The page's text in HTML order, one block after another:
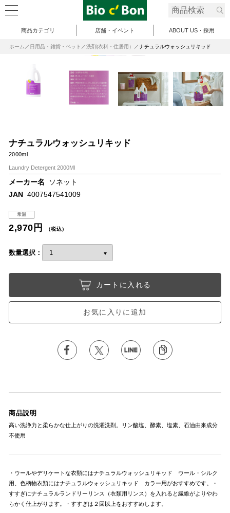
商品カテゴリ 店舗・イベント ABOUT US・採用
ホーム 日用品・雑貨・ペット 洗剤(衣料・住居用） ナチュラルウォッシュリキッド
ナチュラルウォッシュリキッド
2000ml
Laundry Detergent 2000Ml
メーカー名
ソネット
JAN 4007547541009
常温
2,970円 （税込）
数量選択：
カートに入れる
お気に入りに追加
商品説明
高い洗浄力と柔らかな仕上がりの洗濯洗剤。リン酸塩、酵素、塩素、石油由来成分
不使用
・ウールやデリケートな衣類にはナチュラルウォッシュリキッド ウール・シルク
用、色柄物衣類にはナチュラルウォッシュリキッド カラー用がおすすめです。・
すすぎにナチュラルランドリーリンス（衣類用リンス）を入れると繊維がよりやわ
らかく仕上がります。・すすぎは２回以上をおすすめします。